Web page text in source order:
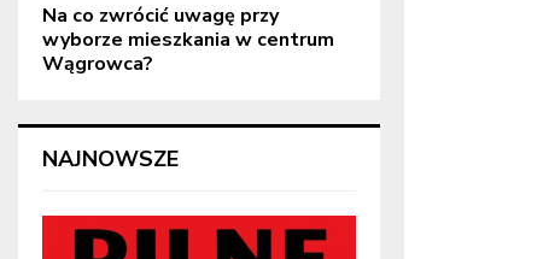
Na co zwrócić uwagę przy
wyborze mieszkania w centrum
Wągrowca?
NAJNOWSZE